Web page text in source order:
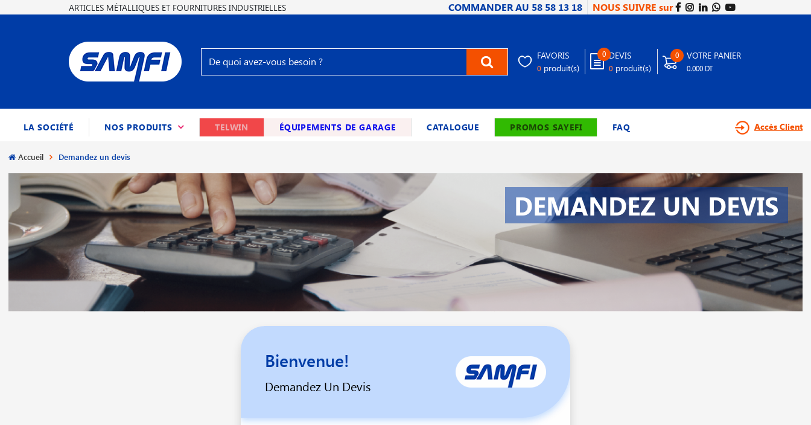
ARTICLES MÉTALLIQUES ET FOURNITURES INDUSTRIELLES COMMANDER AU 58 58 13 18 NOUS SUIVRE sur
FAVORIS
0 produit(s)
0 DEVIS
0 produit(s)
0 VOTRE PANIER
0.000 DT
LA SOCIÉTÉ NOS PRODUITS (CURRENT)TELWIN ÉQUIPEMENTS DE GARAGE CATALOGUE PROMOS SAYEFI FAQ Accès Client
Accueil Demandez un devis
DEMANDEZ UN DEVIS
Bienvenue!
Demandez Un Devis